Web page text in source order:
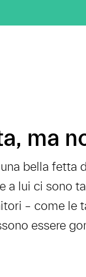
ma
bella fetta
a lui ci sono
– come le
essere